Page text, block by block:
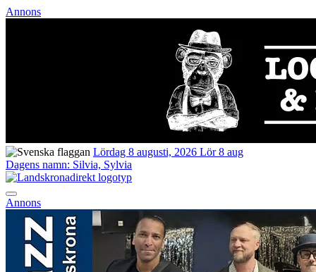
Annons
Lördag 8 augusti, 2026 Lör 8 aug
Dagens namn: Silvia, Sylvia
Annons